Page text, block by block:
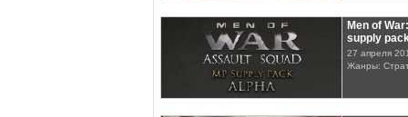
Men of
supply
27 апреля
Жанры: